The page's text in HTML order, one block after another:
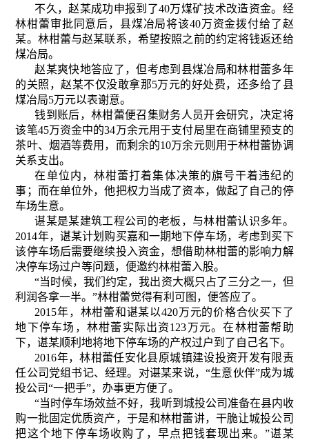
不久，赵某成功申报到了40万煤矿技术改造资金。经
林柑蕾审批同意后，县煤冶局将该40万资金拨付给了赵
某。林柑蕾与赵某联系，希望按照之前的约定将钱返还给
煤冶局。
赵某爽快地答应了，但考虑到县煤冶局和林柑蕾多年
的关照，赵某不仅没敢拿那5万元的好处费，还多给了县
煤冶局5万元以表谢意。
钱到账后，林柑蕾便召集财务人员开会研究，决定将
该笔45万资金中的34万余元用于支付局里在商铺里预支的
茶叶、烟酒等费用，而剩余的10万余元则用于林柑蕾协调
关系支出。
在单位内，林柑蕾打着集体决策的旗号干着违纪的
事；而在单位外，他把权力当成了资本，做起了自己的停
车场生意。
谌某是某建筑工程公司的老板，与林柑蕾认识多年。
2014年，谌某计划购买嘉和一期地下停车场，考虑到买下
该停车场后需要继续投入资金，想借助林柑蕾的影响力解
决停车场过户等问题，便邀约林柑蕾入股。
“当时候，我们约定，我出资大概只占了三分之一，但
利润各拿一半。”林柑蕾觉得有利可图，便答应了。
2015年，林柑蕾和谌某以420万元的价格合伙买下了
地下停车场，林柑蕾实际出资123万元。在林柑蕾帮助
下，谌某顺利地将地下停车场的产权过户到了自己名下。
2016年，林柑蕾任安化县原城镇建设投资开发有限责
任公司党组书记、经理。对谌某来说，“生意伙伴”成为城
投公司“一把手”，办事更方便了。
“当时停车场效益不好，我听到城投公司准备在县内收
购一批固定优质资产，于是和林柑蕾讲，干脆让城投公司
把这个地下停车场收购了，早点把钱套现出来。”谌某